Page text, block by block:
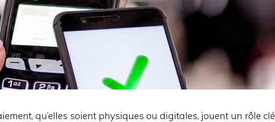
qu’elles soient physiques ou digitales, jouent un rôle clé